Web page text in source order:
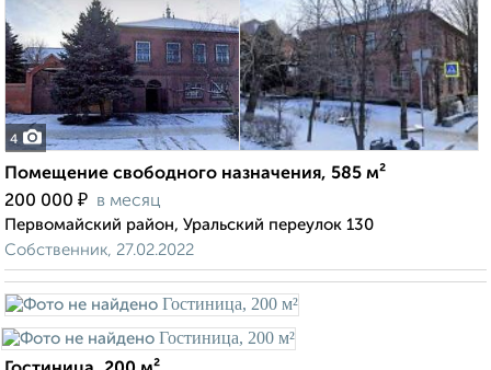
4
Помещение свободного назначения, 585 м²
200 000 ₽ в месяц
Первомайский район, Уральский переулок 130
Собственник, 27.02.2022